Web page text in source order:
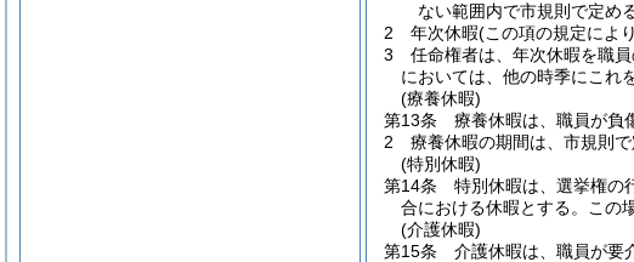
ない範囲内で市規則で定め
2
年次休暇(この項の規定によ
3
任命権者は、年次休暇を職
においては、他の時季にこれ
(療養休暇)
第13条
療養休暇は、職員が負
2
療養休暇の期間は、市規則で
(特別休暇)
第14条
特別休暇は、選挙権の
合における休暇とする。
この
(介護休暇)
第15条
介護休暇は、職員が要